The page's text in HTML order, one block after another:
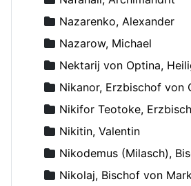
Nazarenko, Alexander
Nazarow, Michael
Nektarij von Optina,
Nikanor, Erzbischof von
Nikifor Teotoke,
Nikitin, Valentin
Nikodemus (Milasch),
Nikolaj, Bischof von